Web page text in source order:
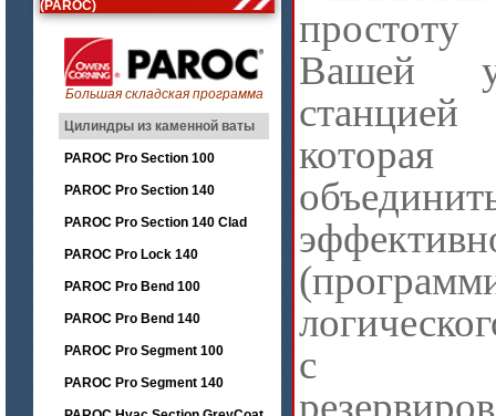
(PAROC)
Большая складская программа
Цилиндры из каменной ваты
PAROC Pro Section 100
PAROC Pro Section 140
PAROC Pro Section 140 Clad
PAROC Pro Lock 140
PAROC Pro Bend 100
PAROC Pro Bend 140
PAROC Pro Segment 100
PAROC Pro Segment 140
простоту
Вашей
с